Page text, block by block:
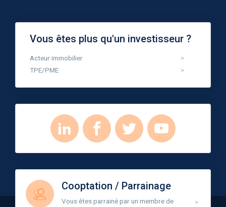
Vous êtes plus qu'un investisseur ?
Acteur immobilier
TPE/PME
Cooptation / Parrainage
Vous êtes parrainé par un membre de